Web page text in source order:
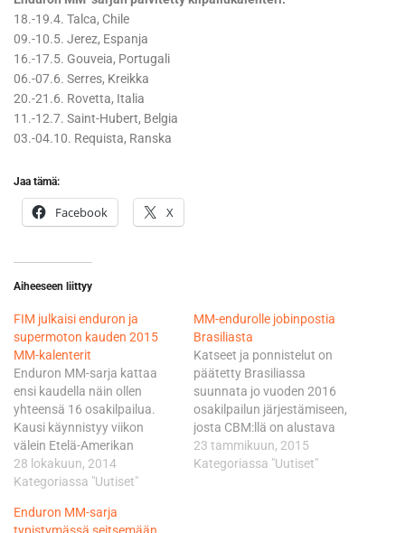
18.-19.4. Talca, Chile
09.-10.5. Jerez, Espanja
16.-17.5. Gouveia, Portugali
06.-07.6. Serres, Kreikka
20.-21.6. Rovetta, Italia
11.-12.7. Saint-Hubert, Belgia
03.-04.10. Requista, Ranska
Jaa tämä:
Facebook X
Aiheeseen liittyy
FIM julkaisi enduron ja
supermoton kauden 2015
MM-kalenterit
Enduron MM-sarja kattaa
ensi kaudella näin ollen
yhteensä 16 osakilpailua.
Kausi käynnistyy viikon
välein Etelä-Amerikan
kiertueella Brasiliassa ja
Chilessä. Sarjan 11.-12.
Brasilian Patrocinio on uusi
28 lokakuun, 2014
Kategoriassa "Uutiset"
MM-endurolle jobinpostia
Brasiliasta
Katseet ja ponnistelut on
päätetty Brasiliassa
suunnata jo vuoden 2016
osakilpailun järjestämiseen,
josta CBM:llä on alustava
sopimus sarjan
promoottorin ABC
23 tammikuun, 2015
Kategoriassa "Uutiset"
Enduron MM-sarja